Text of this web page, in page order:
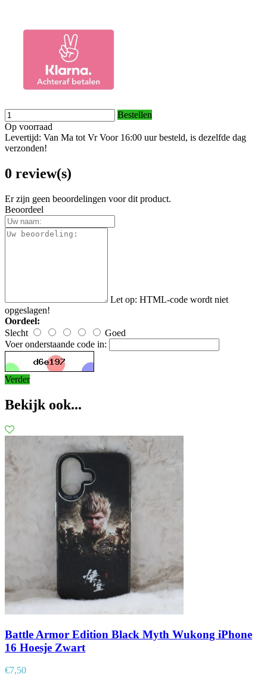
Bestellen
Op voorraad
Levertijd: Van Ma tot Vr Voor 16:00 uur besteld, is dezelfde dag
verzonden!
0 review(s)
Er zijn geen beoordelingen voor dit product.
Beoordeel
Let op: HTML-code wordt niet
opgeslagen!
Oordeel:
Slecht
Goed
Voer onderstaande code in:
Verder
Bekijk ook...
Battle Armor Edition Black Myth Wukong iPhone
16 Hoesje Zwart
€7,50